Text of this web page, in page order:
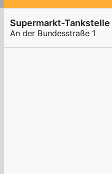
An der Bundesstraße 1